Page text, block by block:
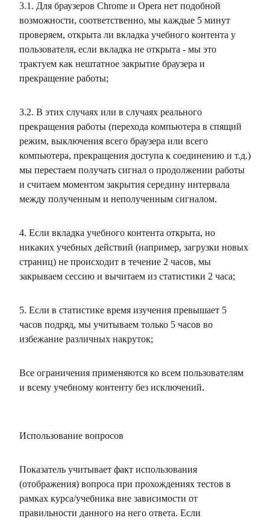
3.1. Для браузеров Chrome и Opera нет подобной
возможности, соответственно, мы каждые 5 минут
проверяем, открыта ли вкладка учебного контента у
пользователя, если вкладка не открыта - мы это
трактуем как нештатное закрытие браузера и
прекращение работы;
3.2. В этих случаях или в случаях реального
прекращения работы (перехода компьютера в спящий
режим, выключения всего браузера или всего
компьютера, прекращения доступа к соединению и т.д.)
мы перестаем получать сигнал о продолжении работы
и считаем моментом закрытия середину интервала
между полученным и неполученным сигналом.
4. Если вкладка учебного контента открыта, но
никаких учебных действий (например, загрузки новых
страниц) не происходит в течение 2 часов, мы
закрываем сессию и вычитаем из статистики 2 часа;
5. Если в статистике время изучения превышает 5
часов подряд, мы учитываем только 5 часов во
избежание различных накруток;
Все ограничения применяются ко всем пользователям
и всему учебному контенту без исключений.
Использование вопросов
Показатель учитывает факт использования
(отображения) вопроса при прохождениях тестов в
рамках курса/учебника вне зависимости от
правильности данного на него ответа. Если